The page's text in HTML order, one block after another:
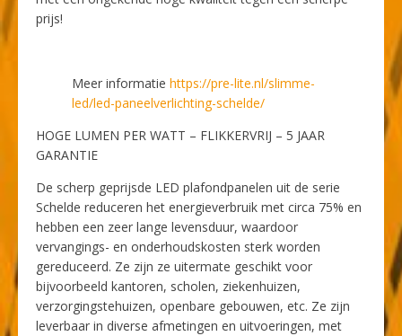
prijs!
Meer informatie https://pre-lite.nl/slimme-
led/led-paneelverlichting-schelde/
HOGE LUMEN PER WATT – FLIKKERVRIJ – 5 JAAR
GARANTIE
De scherp geprijsde LED plafondpanelen uit de serie
Schelde reduceren het energieverbruik met circa 75% en
hebben een zeer lange levensduur, waardoor
vervangings- en onderhoudskosten sterk worden
gereduceerd. Ze zijn ze uitermate geschikt voor
bijvoorbeeld kantoren, scholen, ziekenhuizen,
verzorgingstehuizen, openbare gebouwen, etc. Ze zijn
leverbaar in diverse afmetingen en uitvoeringen, met